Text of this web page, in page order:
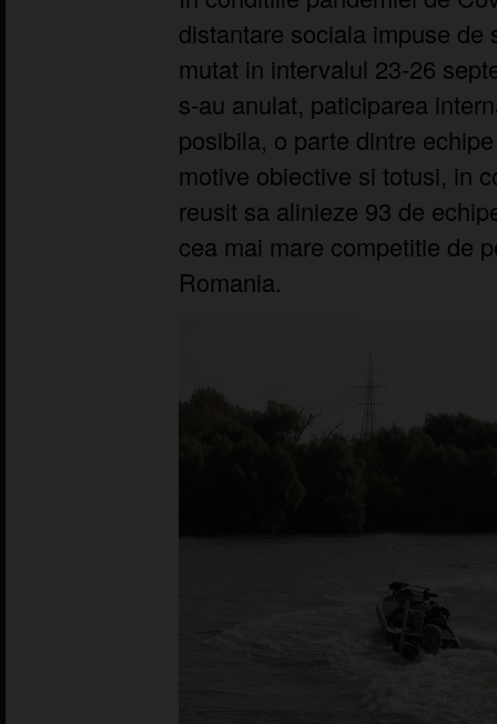
distantare sociala impuse de
mutat in intervalul 23-26
s-au anulat, paticiparea
posibila, o parte dintre
motive obiective si totusi, in
reusit sa alinieze 93 de
cea mai mare competitie de
Romania.